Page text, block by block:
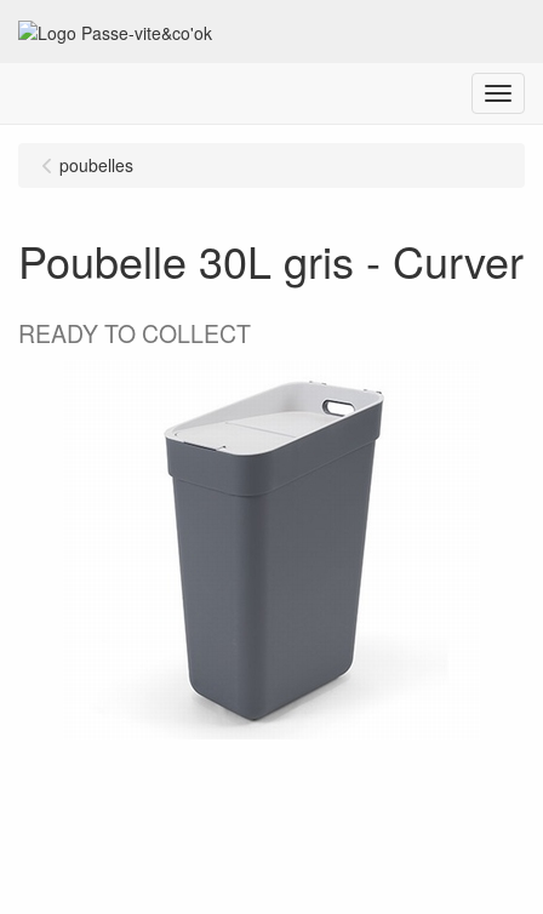
Menu
poubelles
Poubelle 30L gris - Curver
READY TO COLLECT